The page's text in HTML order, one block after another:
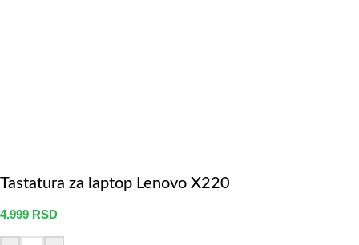
Tastatura za laptop Lenovo X220
4.999 RSD